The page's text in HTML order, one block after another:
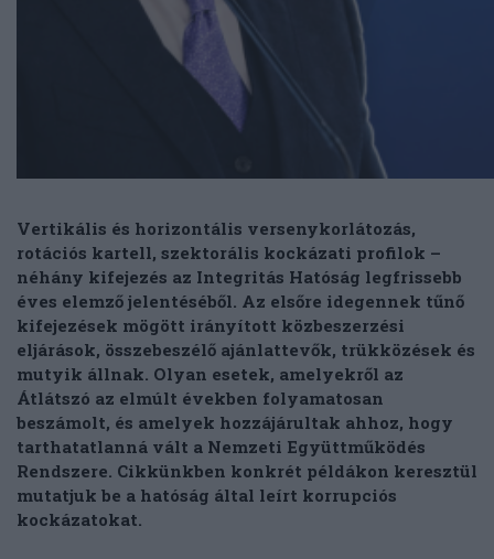
Vertikális és horizontális versenykorlátozás,
rotációs kartell, szektorális kockázati profilok –
néhány kifejezés az Integritás Hatóság legfrissebb
éves elemző jelentéséből. Az elsőre idegennek tűnő
kifejezések mögött irányított közbeszerzési
eljárások, összebeszélő ajánlattevők, trükközések és
mutyik állnak. Olyan esetek, amelyekről az
Átlátszó az elmúlt években folyamatosan
beszámolt, és amelyek hozzájárultak ahhoz, hogy
tarthatatlanná vált a Nemzeti Együttműködés
Rendszere. Cikkünkben konkrét példákon keresztül
mutatjuk be a hatóság által leírt korrupciós
kockázatokat.